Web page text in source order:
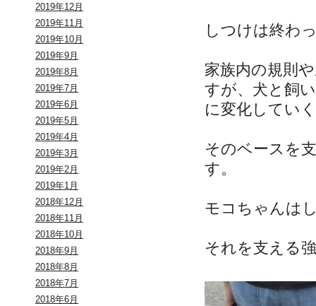
2019年12月
2019年11月
2019年10月
2019年9月
2019年8月
2019年7月
2019年6月
2019年5月
2019年4月
2019年3月
2019年2月
2019年1月
2018年12月
2018年11月
2018年10月
2018年9月
2018年8月
2018年7月
2018年6月
しつけは終わ
家族内の規則
すが、犬と飼
に変化してい
そのベースを
す。
モコちゃんは
それを支える